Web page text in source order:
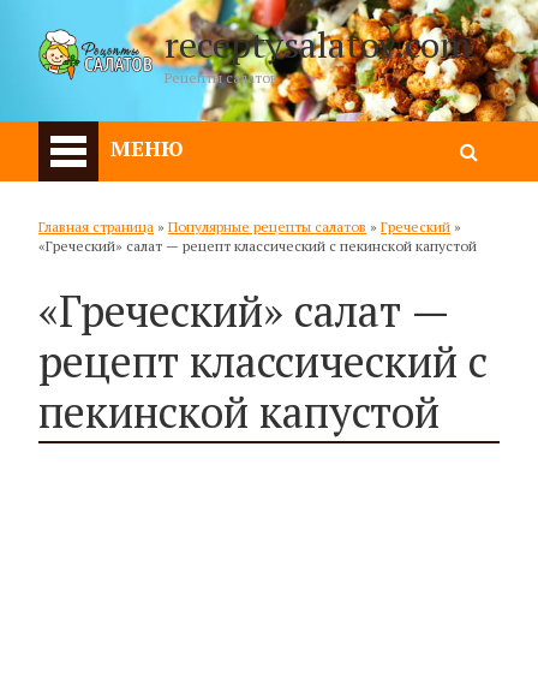
receptysalatov.com
Рецепты салатов
МЕНЮ
Главная страница » Популярные рецепты салатов » Греческий »
«Греческий» салат — рецепт классический с пекинской капустой
«Греческий» салат —
рецепт классический с
пекинской капустой